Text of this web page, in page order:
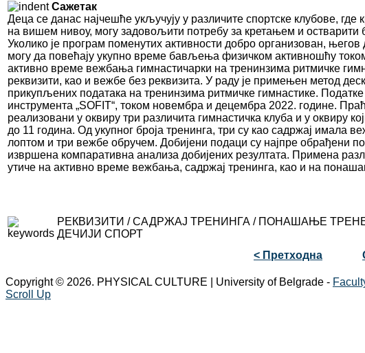
Сажетак
Деца се данас најчешће укључују у различите спортске клубове,
на вишем нивоу, могу задовољити потребу за кретањем и остварити
Уколико је програм поменутих активности добро организован,
могу да повећају укупно време бављења физичком активношћу
активно време вежбања гимнастичарки на тренинзима ритмичке
реквизити, као и вежбе без реквизита. У раду је примењен метод
прикупљених података на тренинзима ритмичке гимнастике.
инструмента „SOFIT“, током новембра и децембра 2022. године.
реализовани у оквиру три различита гимнастичка клуба и у оквиру
до 11 година. Од укупног броја тренинга, три су као садржај имала
лоптом и три вежбе обручем. Добијени подаци су најпре обрађени
извршена компаративна анализа добијених резултата. Примена
утиче на активно време вежбања, садржај тренинга, као и на
РЕКВИЗИТИ / САДРЖАЈ ТРЕНИНГА / ПОНАШАЊЕ
ДЕЧИЈИ СПОРТ
< Претходна
Copyright © 2026. PHYSICAL CULTURE | University of Belgrade -
Scroll Up